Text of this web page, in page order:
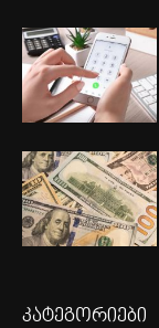
კატეგორიები